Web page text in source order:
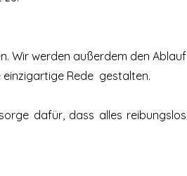
Wir werden außerdem den Ablauf
Rede gestalten.
dafür, dass alles reibungslos